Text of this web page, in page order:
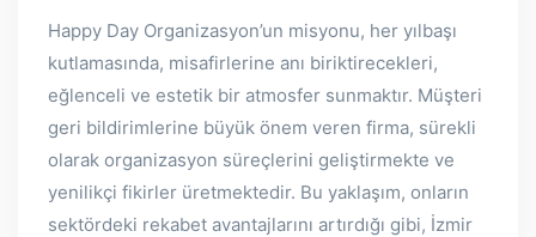
Happy Day Organizasyon’un misyonu, her yılbaşı
kutlamasında, misafirlerine anı biriktirecekleri,
eğlenceli ve estetik bir atmosfer sunmaktır. Müşteri
geri bildirimlerine büyük önem veren firma, sürekli
olarak organizasyon süreçlerini geliştirmekte ve
yenilikçi fikirler üretmektedir. Bu yaklaşım, onların
sektördeki rekabet avantajlarını artırdığı gibi, İzmir